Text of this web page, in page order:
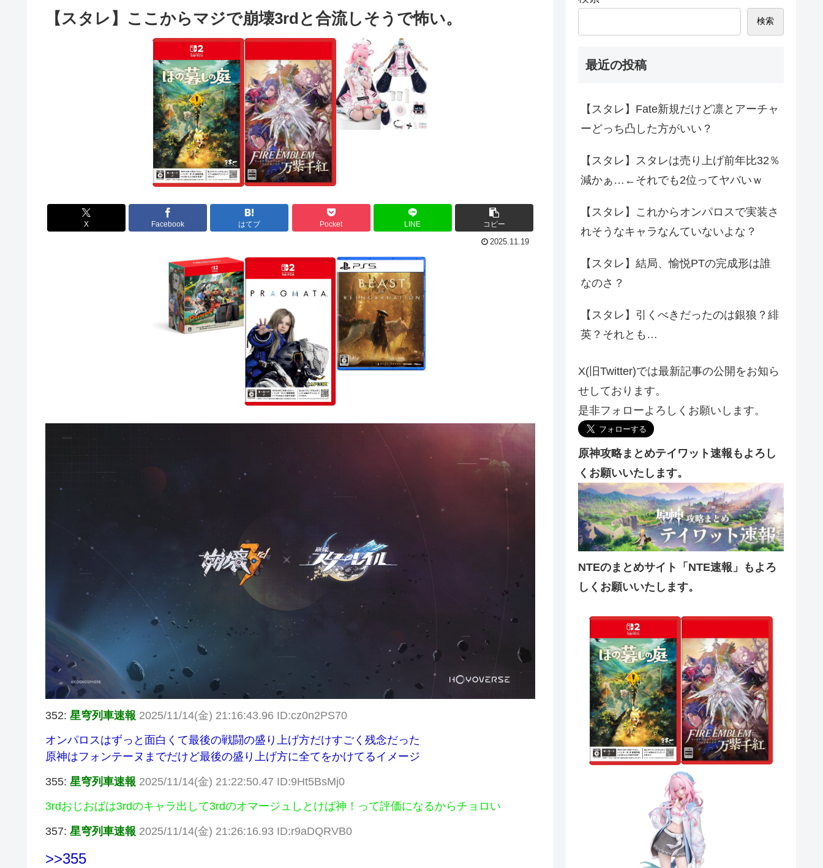
【スタレ】ここからマジで崩壊3rdと合流しそうで怖い。
X Facebook はてブ Pocket LINE コピー
2025.11.19
352: 星穹列車速報 2025/11/14(金) 21:16:43.96 ID:cz0n2PS70
オンパロスはずっと面白くて最後の戦闘の盛り上げ方だけすごく残念だった
原神はフォンテーヌまでだけど最後の盛り上げ方に全てをかけてるイメージ
355: 星穹列車速報 2025/11/14(金) 21:22:50.47 ID:9Ht5BsMj0
3rdおじおばは3rdのキャラ出して3rdのオマージュしとけば神！って評価になるからチョロい
357: 星穹列車速報 2025/11/14(金) 21:26:16.93 ID:r9aDQRVB0
>>355
検索
最近の投稿
【スタレ】Fate新規だけど凛とアーチャ
ーどっち凸した方がいい？
【スタレ】スタレは売り上げ前年比32％
減かぁ…←それでも2位ってヤバいｗ
【スタレ】これからオンパロスで実装さ
れそうなキャラなんていないよな？
【スタレ】結局、愉悦PTの完成形は誰
なのさ？
【スタレ】引くべきだったのは銀狼？緋
英？それとも…
X(旧Twitter)では最新記事の公開をお知ら
せしております。
是非フォローよろしくお願いします。
原神攻略まとめテイワット速報もよろし
くお願いいたします。
NTEのまとめサイト「NTE速報」もよろ
しくお願いいたします。